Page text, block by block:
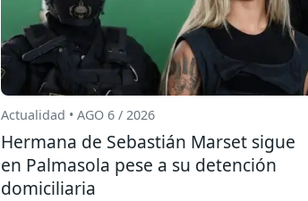
Actualidad • AGO 6 / 2026
Hermana de Sebastián Marset sigue
en Palmasola pese a su detención
domiciliaria